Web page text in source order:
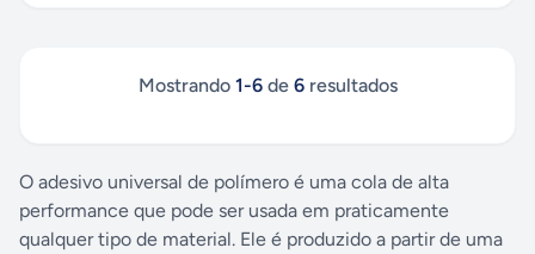
Mostrando 1-6de 6resultados
O adesivo universal de polímero é uma cola de alta
performance que pode ser usada em praticamente
qualquer tipo de material. Ele é produzido a partir de uma